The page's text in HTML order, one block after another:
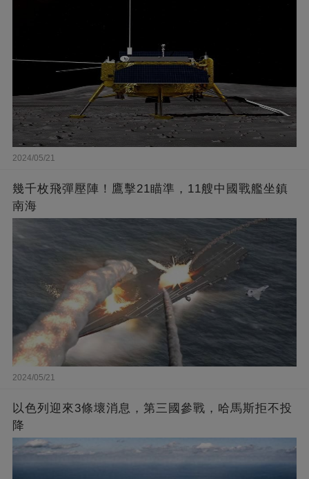
2024/05/21
幾千枚飛彈壓陣！鷹擊21瞄準，11艘中國戰艦坐鎮
南海
2024/05/21
以色列迎來3條壞消息，第三國參戰，哈馬斯拒不投
降